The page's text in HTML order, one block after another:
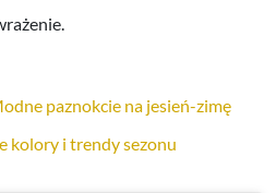
paznokcie na jesień-zimę
kolory i trendy sezonu